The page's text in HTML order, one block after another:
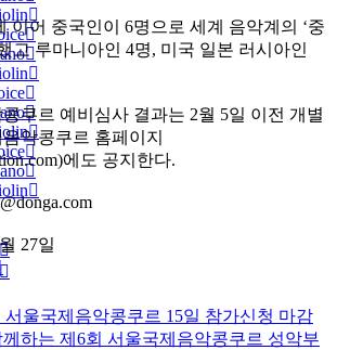
이어 중국인이 6명으로 세계 음악계의 ‘중
고 루마니아인 4명, 미국 일본 러시아인
쿠르 예비심사 결과는 2월 5일 이전 개별
악콩쿠르 홈페이지
에도 공지한다.
27일
울국제음악콩쿠르 15일 참가신청 마감
하는 제6회 서울국제음악콩쿠르 성악부